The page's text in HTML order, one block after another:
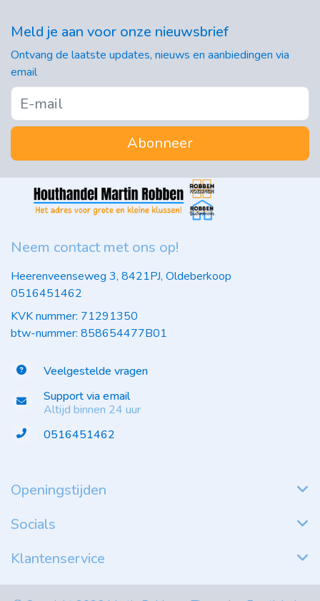
Meld je aan voor onze nieuwsbrief
Ontvang de laatste updates, nieuws en aanbiedingen via
email
Abonneer
Neem contact met ons op!
Heerenveenseweg 3, 8421PJ, Oldeberkoop
0516451462
KVK nummer: 71291350
btw-nummer: 858654477B01
Veelgestelde vragen
Support via email
Altijd binnen 24 uur
0516451462
Openingstijden
Socials
Klantenservice